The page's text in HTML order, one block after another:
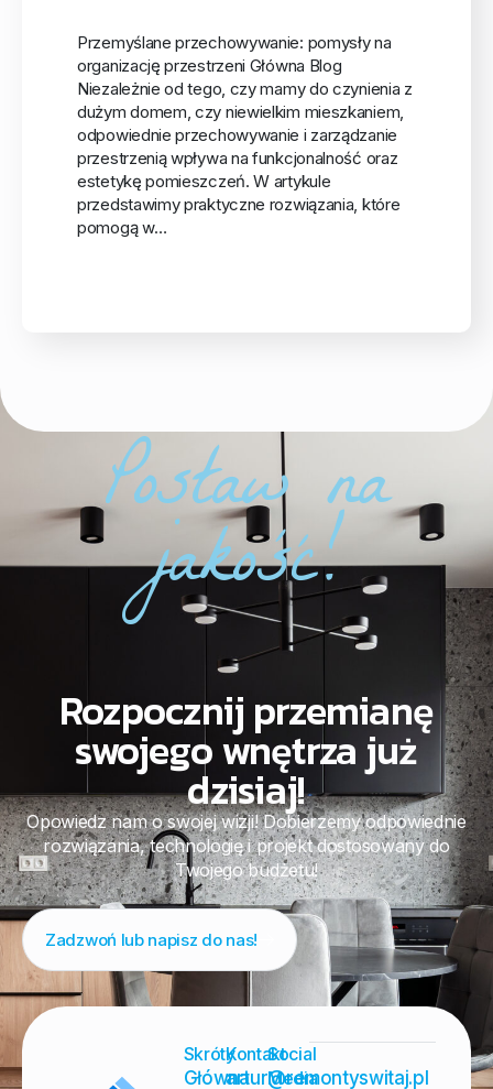
Przemyślane przechowywanie: pomysły na
organizację przestrzeni Główna Blog
Niezależnie od tego, czy mamy do czynienia z
dużym domem, czy niewielkim mieszkaniem,
odpowiednie przechowywanie i zarządzanie
przestrzenią wpływa na funkcjonalność oraz
estetykę pomieszczeń. W artykule
przedstawimy praktyczne rozwiązania, które
pomogą w…
Postaw na
jakość!
Rozpocznij przemianę
swojego wnętrza już
dzisiaj!
Opowiedz nam o swojej wizji! Dobierzemy odpowiednie
rozwiązania, technologię i projekt dostosowany do
Twojego budżetu!
Zadzwoń lub napisz do nas!
Skróty
Główna
Kontakt
artur@remontyswitaj.pl
Social
Media